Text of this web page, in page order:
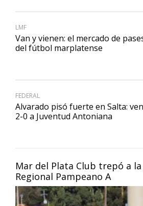
Mar del Plata Club trepó a
Regional Pampeano A
LMF
Van y vienen: el mercado de
del fútbol marplatense
FEDERAL
Alvarado pisó fuerte en Salta:
2-0 a Juventud Antoniana